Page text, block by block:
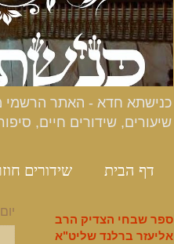
שיעורים, שידורים חיים,
דף הבית שידורים
יום
ספר שבחי הצדיק הרב
אליעזר ברלנד שליט"א